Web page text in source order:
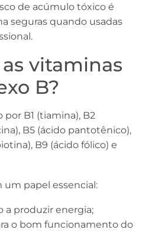
de acúmulo tóxico é
seguras quando usadas
vitaminas
B?
B1 (tiamina), B2
B5 (ácido pantotênico),
B9 (ácido fólico) e
um papel essencial:
a produzir energia;
o bom funcionamento do